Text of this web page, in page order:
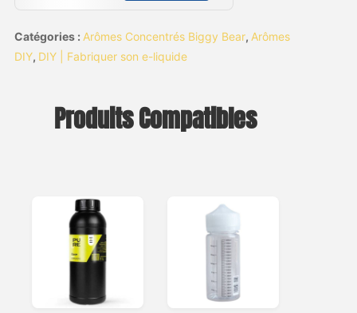
Catégories : Arômes Concentrés Biggy Bear, Arômes
DIY, DIY | Fabriquer son e-liquide
Produits Compatibles